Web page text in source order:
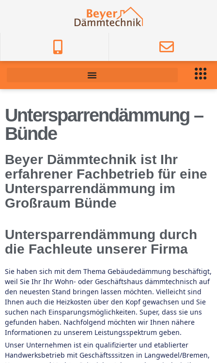
Untersparrendämmung –
Bünde
Beyer Dämmtechnik ist Ihr
erfahrener Fachbetrieb für eine
Untersparrendämmung im
Großraum Bünde
Untersparrendämmung durch
die Fachleute unserer Firma
Sie haben sich mit dem Thema Gebäudedämmung beschäftigt,
weil Sie Ihr Ihr Wohn- oder Geschäftshaus dämmtechnisch auf
den neuesten Stand bringen lassen möchten. Vielleicht sind
Ihnen auch die Heizkosten über den Kopf gewachsen und Sie
suchen nach Einsparungsmöglichkeiten. Super, dass sie uns
gefunden haben. Nachfolgend möchten wir Ihnen nähere
Informationen zu unserem Leistungsspektrum geben.
Unser Unternehmen ist ein qualifizierter und etablierter
Handwerksbetrieb mit Geschäftsssitzen in Langwedel/Bremen,